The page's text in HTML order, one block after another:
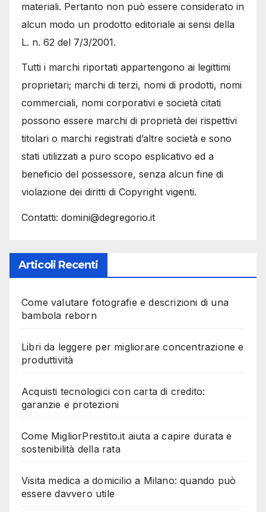
materiali. Pertanto non può essere considerato in
alcun modo un prodotto editoriale ai sensi della
L. n. 62 del 7/3/2001.
Tutti i marchi riportati appartengono ai legittimi
proprietari; marchi di terzi, nomi di prodotti, nomi
commerciali, nomi corporativi e società citati
possono essere marchi di proprietà dei rispettivi
titolari o marchi registrati d’altre società e sono
stati utilizzati a puro scopo esplicativo ed a
beneficio del possessore, senza alcun fine di
violazione dei diritti di Copyright vigenti.
Contatti: domini@degregorio.it
Articoli Recenti
Come valutare fotografie e descrizioni di una
bambola reborn
Libri da leggere per migliorare concentrazione e
produttività
Acquisti tecnologici con carta di credito:
garanzie e protezioni
Come MigliorPrestito.it aiuta a capire durata e
sostenibilità della rata
Visita medica a domicilio a Milano: quando può
essere davvero utile